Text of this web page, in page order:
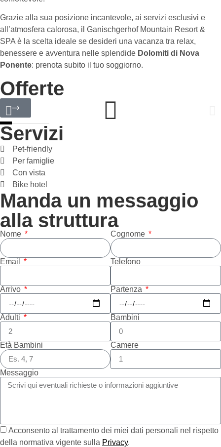
Grazie alla sua posizione incantevole, ai servizi esclusivi e
all’atmosfera calorosa, il Ganischgerhof Mountain Resort &
SPA è la scelta ideale se desideri una vacanza tra relax,
benessere e avventura nelle splendide Dolomiti di Nova
Ponente: prenota subito il tuo soggiorno.
Offerte
Servizi
Pet-friendly
Per famiglie
Con vista
Bike hotel
Manda un messaggio
alla struttura
Nome Cognome
Email Telefono
Arrivo Partenza
Adulti Bambini
Età Bambini Camere
Messaggio
Acconsento al trattamento dei miei dati personali nel rispetto
della normativa vigente sulla Privacy.